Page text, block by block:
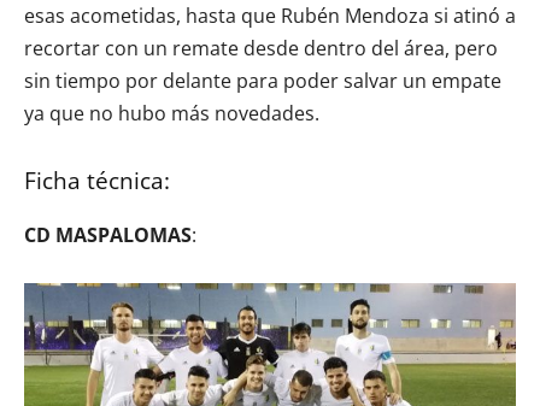
esas acometidas, hasta que Rubén Mendoza si atinó a
recortar con un remate desde dentro del área, pero
sin tiempo por delante para poder salvar un empate
ya que no hubo más novedades.
Ficha técnica:
CD MASPALOMAS: